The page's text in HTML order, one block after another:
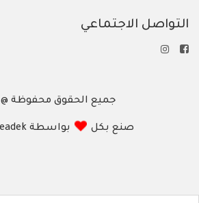
التواصل الاجتماعي
جميع الحقوق محفوظة @ 2026
صنع بكل بواسطة Salah itkeadek